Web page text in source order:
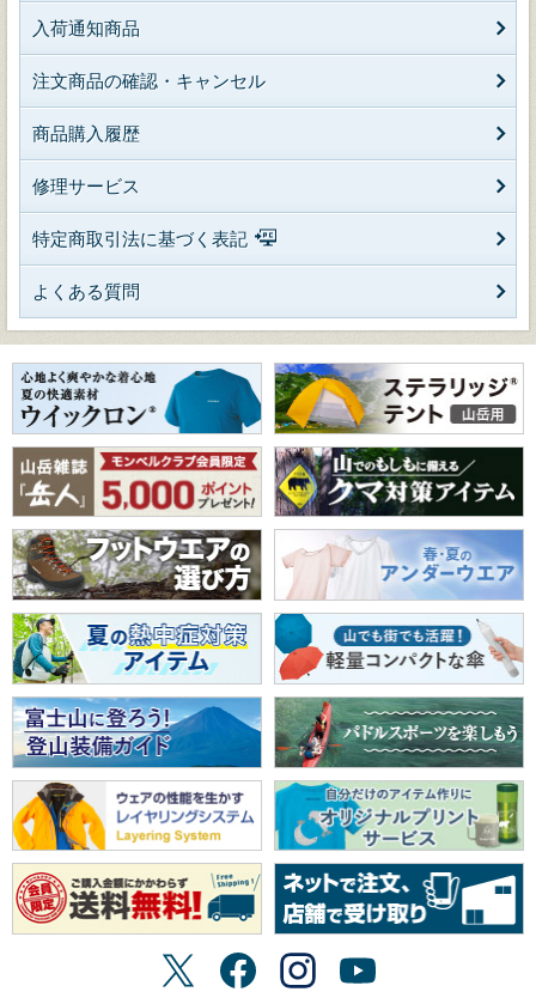
入荷通知商品
注文商品の確認・キャンセル
商品購入履歴
修理サービス
特定商取引法に基づく表記
よくある質問